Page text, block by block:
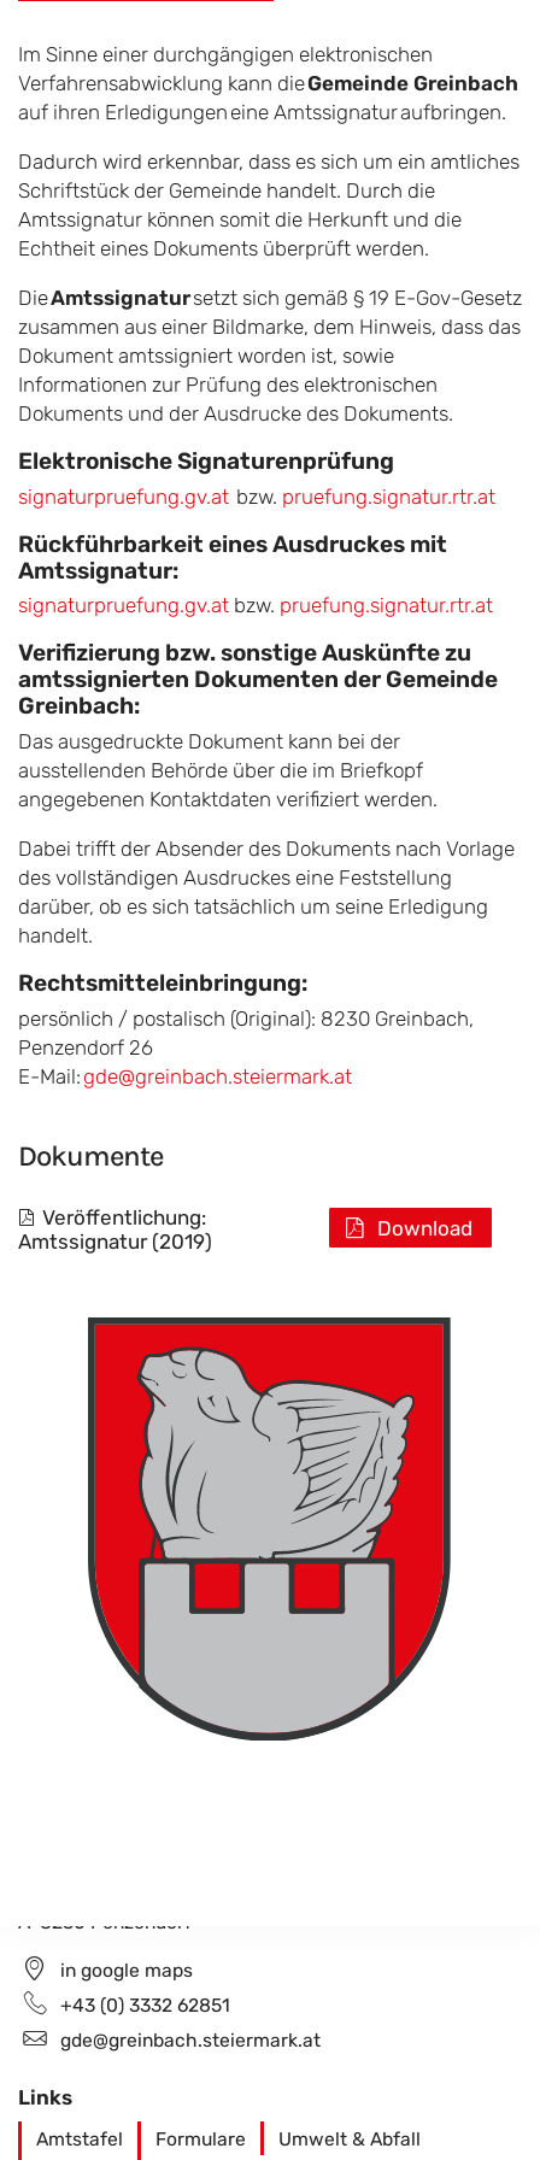
Im Sinne einer durchgängigen elektronischen
Verfahrensabwicklung kann dieGemeinde Greinbach
auf ihren Erledigungen eine Amtssignatur aufbringen.
Dadurch wird erkennbar, dass es sich um ein amtliches
Schriftstück der Gemeinde handelt. Durch die
Amtssignatur können somit die Herkunft und die
Echtheit eines Dokuments überprüft werden.
DieAmtssignatursetzt sich gemäß § 19 E-Gov-Gesetz
zusammen aus einer Bildmarke, dem Hinweis, dass das
Dokument amtssigniert worden ist, sowie
Informationen zur Prüfung des elektronischen
Dokuments und der Ausdrucke des Dokuments.
Elektronische Signaturenprüfung
signaturpruefung.gv.at bzw. pruefung.signatur.rtr.at
Rückführbarkeit eines Ausdruckes mit
Amtssignatur:
signaturpruefung.gv.at bzw. pruefung.signatur.rtr.at
Verifizierung bzw. sonstige Auskünfte zu
amtssignierten Dokumenten der Gemeinde
Greinbach:
Das ausgedruckte Dokument kann bei der
ausstellenden Behörde über die im Briefkopf
angegebenen Kontaktdaten verifiziert werden.
Dabei trifft der Absender des Dokuments nach Vorlage
des vollständigen Ausdruckes eine Feststellung
darüber, ob es sich tatsächlich um seine Erledigung
handelt.
Rechtsmitteleinbringung:
persönlich / postalisch (Original): 8230 Greinbach,
Penzendorf 26
E-Mail: gde@greinbach.steiermark.at
Dokumente
Veröffentlichung:
Amtssignatur (2019)
Download
A-8230 Penzendorf
in google maps
+43 (0) 3332 62851
gde@greinbach.steiermark.at
Links
Amtstafel Formulare Umwelt & Abfall